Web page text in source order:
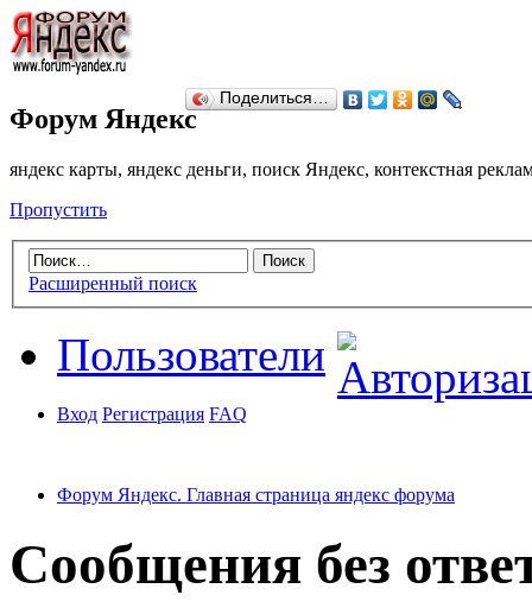
Форум Яндекс
яндекс карты, яндекс деньги, поиск Яндекс, контекстная
Пропустить
Расширенный поиск
Пользователи
Вход Регистрация FAQ
Форум Яндекс. Главная страница яндекс форума
Поделиться…
Сообщения без